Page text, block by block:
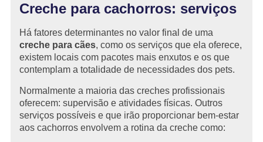
Creche para cachorros: serviços
Há fatores determinantes no valor final de uma
creche para cães, como os serviços que ela oferece,
existem locais com pacotes mais enxutos e os que
contemplam a totalidade de necessidades dos pets.
Normalmente a maioria das creches profissionais
oferecem: supervisão e atividades físicas. Outros
serviços possíveis e que irão proporcionar bem-estar
aos cachorros envolvem a rotina da creche como: